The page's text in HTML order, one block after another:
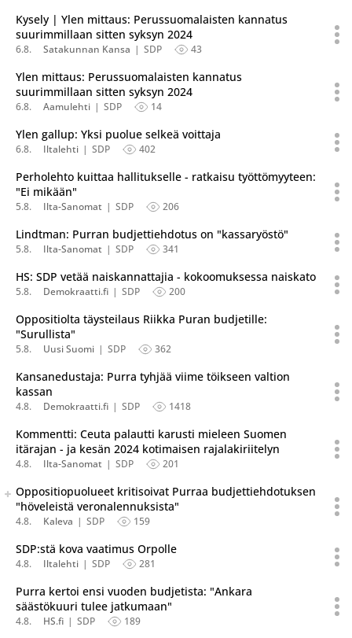
Kysely | Ylen mittaus: Perussuomalaisten kannatus
suurimmillaan sitten syksyn 2024
6.8. Satakunnan Kansa SDP 43
Ylen mittaus: Perussuomalaisten kannatus
suurimmillaan sitten syksyn 2024
6.8. Aamulehti SDP 14
Ylen gallup: Yksi puolue selkeä voittaja
6.8. Iltalehti SDP 402
Perholehto kuittaa hallitukselle - ratkaisu työttömyyteen:
"Ei mikään"
5.8. Ilta-Sanomat SDP 206
Lindtman: Purran budjettiehdotus on "kassaryöstö"
5.8. Ilta-Sanomat SDP 341
HS: SDP vetää naiskannattajia - kokoomuksessa naiskato
5.8. Demokraatti.fi SDP 200
Oppositiolta täysteilaus Riikka Puran budjetille:
"Surullista"
5.8. Uusi Suomi SDP 362
Kansanedustaja: Purra tyhjää viime töikseen valtion
kassan
4.8. Demokraatti.fi SDP 1418
Kommentti: Ceuta palautti karusti mieleen Suomen
itärajan - ja kesän 2024 kotimaisen rajalakiriitelyn
4.8. Ilta-Sanomat SDP 201
Seuraava uutinen on julkaistu useassa eri lähteessä.
Listaa uutisen kaikki versiot
Oppositiopuolueet kritisoivat Purraa budjettiehdotuksen
"höveleistä veronalennuksista"
4.8. Kaleva SDP 159
SDP:stä kova vaatimus Orpolle
4.8. Iltalehti SDP 281
Purra kertoi ensi vuoden budjetista: "Ankara
säästökuuri tulee jatkumaan"
4.8. HS.fi SDP 189